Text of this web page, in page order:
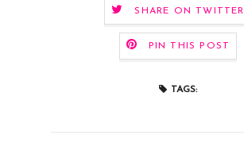
SHARE ON TWITTER
PIN THIS POST
TAGS: